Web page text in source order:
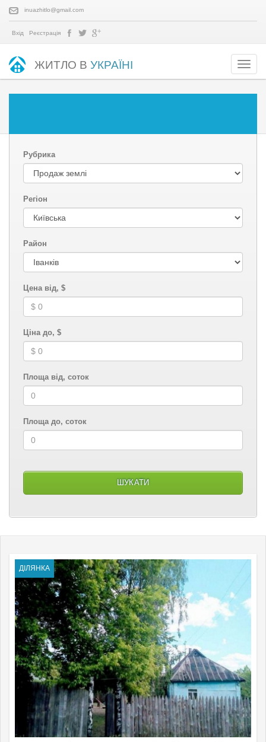
inuazhitlo@gmail.com
Вхід Реєстрація
ЖИТЛО В УКРАЇНІ
Рубрика
Регіон
Район
Цена від, $
Ціна до, $
Площа від, соток
Площа до, соток
ДІЛЯНКА